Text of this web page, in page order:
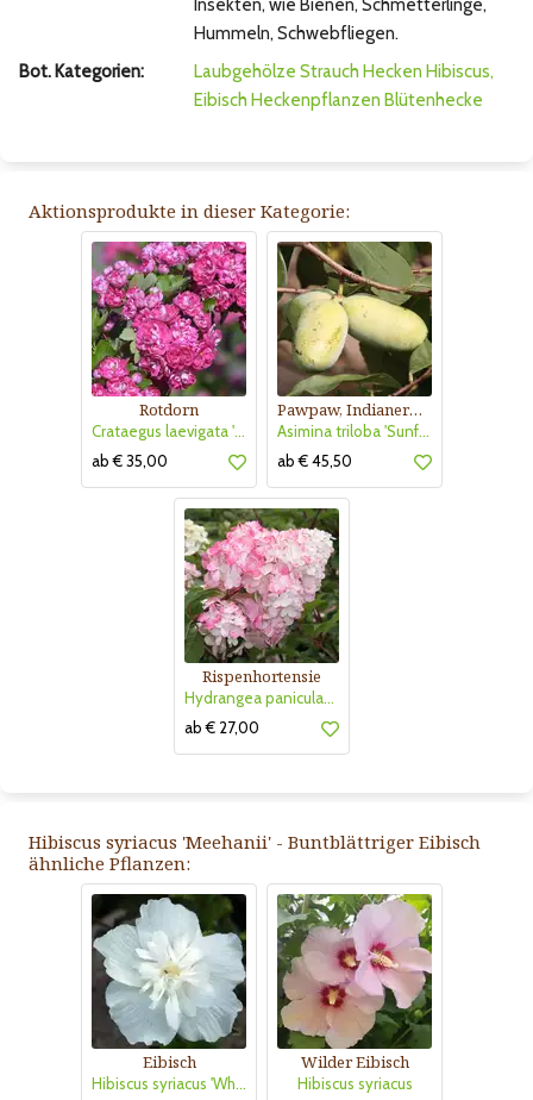
Insekten, wie Bienen, Schmetterlinge,
Hummeln, Schwebfliegen.
Bot. Kategorien:
Laubgehölze Strauch Hecken Hibiscus,
Eibisch Heckenpflanzen Blütenhecke
Aktionsprodukte in dieser Kategorie:
Rotdorn
Crataegus laevigata 'Pauls Scarlet'
ab € 35,00
Pawpaw, Indianerbanane
Asimina triloba 'Sunflower'
ab € 45,50
Rispenhortensie
Hydrangea paniculata 'Vanille Fraise'
ab € 27,00
Hibiscus syriacus 'Meehanii' - Buntblättriger Eibisch
ähnliche Pflanzen:
Eibisch
Hibiscus syriacus 'White Chiffon'
Wilder Eibisch
Hibiscus syriacus